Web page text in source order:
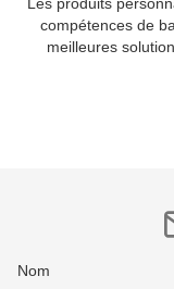
Les produits
compétences de
meilleures
Nom